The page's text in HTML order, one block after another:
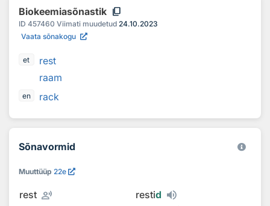
Biokeemiasõnastik content_copy
ID 457460 Viimati muudetud 24.10.2023
Vaata sõnakogu
et
rest
raam
en rack
Sõnavormid
Muuttüüp 22e
rest record_voice_over restid